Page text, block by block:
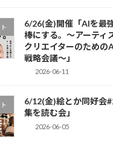
6/26(金)開催「AIを最
棒にする。〜アーティ
クリエイターのための
戦略会議〜」
2026-06-11
6/12(金)絵とか同好会
集を読む会」
2026-06-05